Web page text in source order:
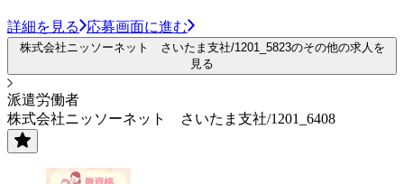
詳細を見る 応募画面に進む
株式会社ニッソーネット さいたま支社/1201_5823のその他の求人を
見る
派遣労働者
株式会社ニッソーネット さいたま支社/1201_6408